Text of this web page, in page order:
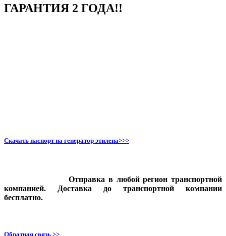
ГАРАНТИЯ 2 ГОДА!!
Скачать паспорт на генератор этилена>>>
Отправка в любой регион транспортной
компанией. Доставка до транспортной компании
бесплатно.
Обратная связь >>